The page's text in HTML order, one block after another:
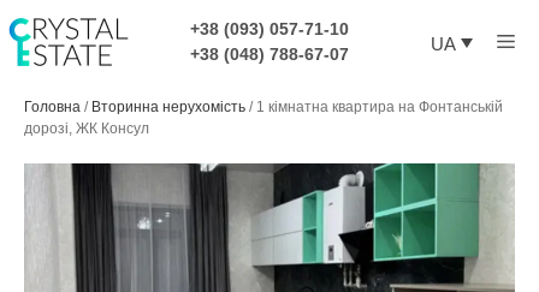
до
контенту
+38 (093) 057-71-10
+38 (048) 788-67-07
UA
Головна / Вторинна нерухомість / 1 кімнатна квартира на Фонтанській
дорозі, ЖК Консул